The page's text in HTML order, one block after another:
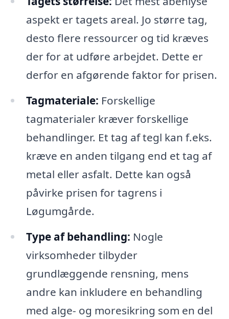
aspekt er tagets areal. Jo større tag,
desto flere ressourcer og tid kræves
der for at udføre arbejdet. Dette er
derfor en afgørende faktor for prisen.
Tagmateriale: Forskellige
tagmaterialer kræver forskellige
behandlinger. Et tag af tegl kan f.eks.
kræve en anden tilgang end et tag af
metal eller asfalt. Dette kan også
påvirke prisen for tagrens i
Løgumgårde.
Type af behandling: Nogle
virksomheder tilbyder
grundlæggende rensning, mens
andre kan inkludere en behandling
med alge- og moresikring som en del